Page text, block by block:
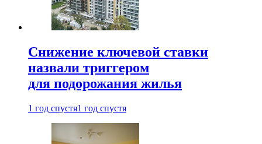
Снижение ключевой ставки
назвали триггером
для подорожания жилья
1 год спустя1 год спустя